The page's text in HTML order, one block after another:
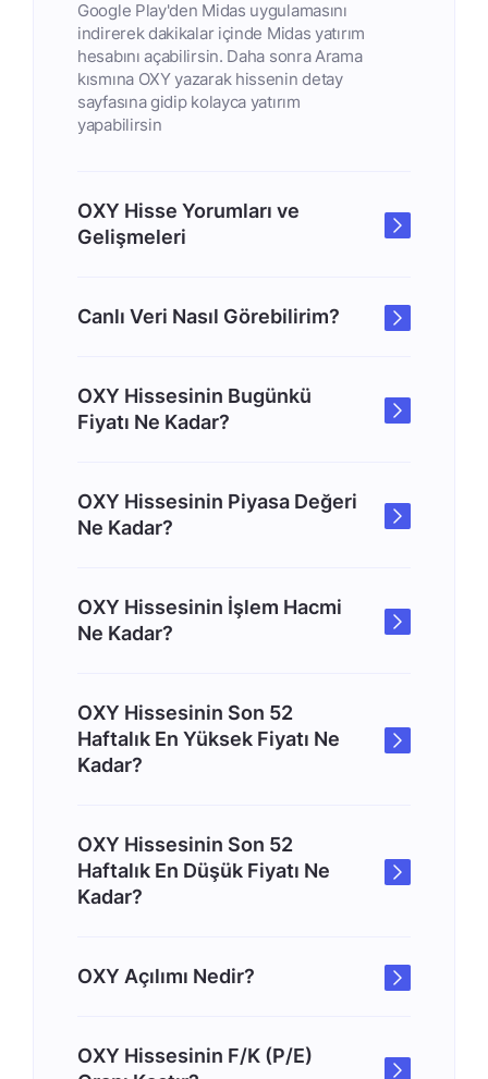
Google Play'den Midas uygulamasını
indirerek dakikalar içinde Midas yatırım
hesabını açabilirsin. Daha sonra Arama
kısmına OXY yazarak hissenin detay
sayfasına gidip kolayca yatırım
yapabilirsin
OXY Hisse Yorumları ve
Gelişmeleri
Canlı Veri Nasıl Görebilirim?
OXY Hissesinin Bugünkü
Fiyatı Ne Kadar?
OXY Hissesinin Piyasa Değeri
Ne Kadar?
OXY Hissesinin İşlem Hacmi
Ne Kadar?
OXY Hissesinin Son 52
Haftalık En Yüksek Fiyatı Ne
Kadar?
OXY Hissesinin Son 52
Haftalık En Düşük Fiyatı Ne
Kadar?
OXY Açılımı Nedir?
OXY Hissesinin F/K (P/E)